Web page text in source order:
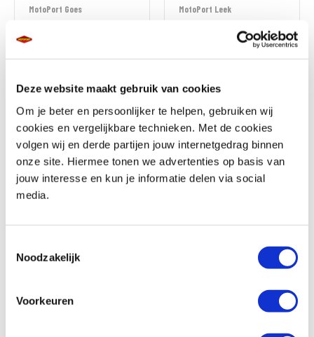
Deze website maakt gebruik van cookies
Om je beter en persoonlijker te helpen, gebruiken wij
cookies en vergelijkbare technieken. Met de cookies
volgen wij en derde partijen jouw internetgedrag binnen
onze site. Hiermee tonen we advertenties op basis van
jouw interesse en kun je informatie delen via social
media.
Noodzakelijk
Voorkeuren
MotoPort Goes
MotoPort Leek
BMW
R 1250 RT
€ 18.290,-
Uit2019
Honda
XL 750 TRANSALP
€ 12.699,-